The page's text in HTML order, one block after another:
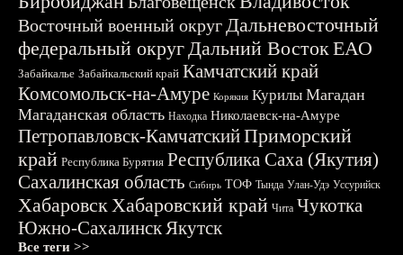
Восточный военный округДальневосточный
федеральный округДальний ВостокЕАО
Забайкалье Забайкальский край Камчатский край
Комсомольск-на-Амуре Корякия Курилы Магадан
Магаданская область Находка Николаевск-на-Амуре
Петропавловск-КамчатскийПриморский
край Республика Бурятия Республика Саха (Якутия)
Сахалинская область Сибирь ТОФ Тында Улан-Удэ Уссурийск
ХабаровскХабаровский край Чита Чукотка
Южно-СахалинскЯкутск
Все теги >>